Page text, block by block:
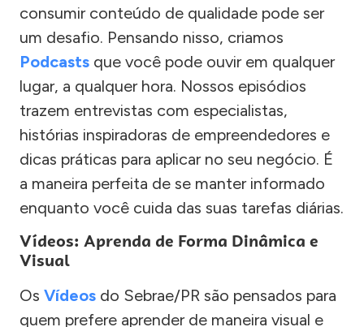
consumir conteúdo de qualidade pode ser
um desafio. Pensando nisso, criamos
Podcasts que você pode ouvir em qualquer
lugar, a qualquer hora. Nossos episódios
trazem entrevistas com especialistas,
histórias inspiradoras de empreendedores e
dicas práticas para aplicar no seu negócio. É
a maneira perfeita de se manter informado
enquanto você cuida das suas tarefas diárias.
Vídeos: Aprenda de Forma Dinâmica e
Visual
Os Vídeos do Sebrae/PR são pensados para
quem prefere aprender de maneira visual e